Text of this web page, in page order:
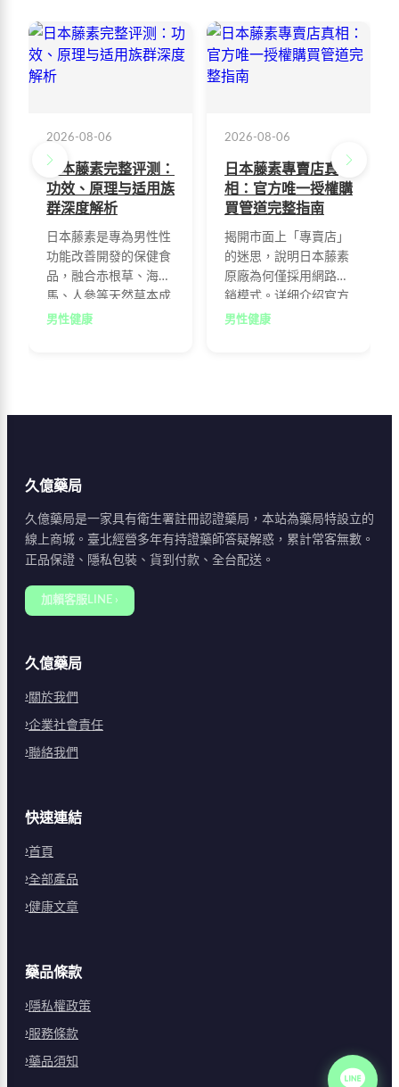
2026-08-06
日本藤素完整评测：
功效、原理与适用族
群深度解析
日本藤素是專為男性性
功能改善開發的保健食
品，融合赤根草、海
馬、人參等天然草本成
分。本文深入解析藤素
體。詳細說明其作用原
男性健康
2026-08-06
日本藤素專賣店真
相：官方唯一授權購
買管道完整指南
揭開市面上「專賣店」
的迷思，說明日本藤素
原廠為何僅採用網路直
銷模式。详细介绍官方
網站特色、購物流程及
費權益。
男性健康
久億藥局
久億藥局是一家具有衛生署註冊認證藥局，本站為藥局特設立的
線上商城。臺北經營多年有持證藥師答疑解惑，累計常客無數。
正品保證、隱私包裝、貨到付款、全台配送。
加賴客服LINE ›
久億藥局
關於我們
企業社會責任
聯絡我們
快速連結
首頁
全部產品
健康文章
藥品條款
隱私權政策
服務條款
藥品須知